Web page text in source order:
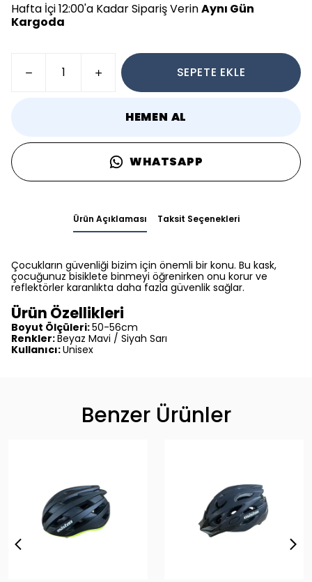
Hafta İçi 12:00'a Kadar Sipariş VerinAynı Gün
Kargoda
SEPETE EKLE
HEMEN AL
WHATSAPP
Ürün Açıklaması Taksit Seçenekleri
Çocukların güvenliği bizim için önemli bir konu. Bu kask,
çocuğunuz bisiklete binmeyi öğrenirken onu korur ve
reflektörler karanlıkta daha fazla güvenlik sağlar.
Ürün Özellikleri
Boyut Ölçüleri:50-56cm
Renkler:Beyaz Mavi / Siyah Sarı
Kullanıcı:Unisex
Benzer Ürünler